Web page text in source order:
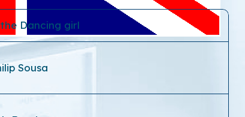
Dancing girl
Sousa